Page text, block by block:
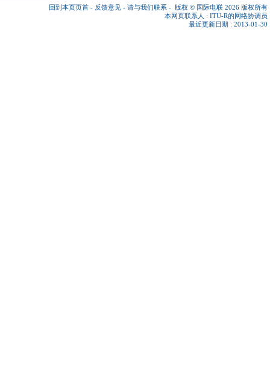
回到本页页首 - 反馈意见 - 请与我们联系 - 版权 © 国际电联 2026 版权所有
本网页联系人 : ITU-R的网络协调员
最近更新日期 : 2013-01-30